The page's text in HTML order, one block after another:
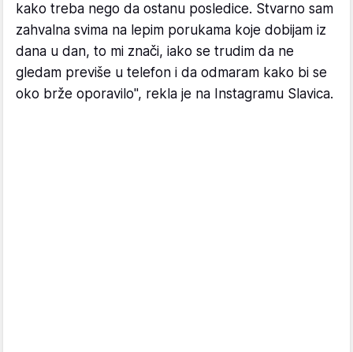
kako treba nego da ostanu posledice. Stvarno sam
zahvalna svima na lepim porukama koje dobijam iz
dana u dan, to mi znači, iako se trudim da ne
gledam previše u telefon i da odmaram kako bi se
oko brže oporavilo", rekla je na Instagramu Slavica.